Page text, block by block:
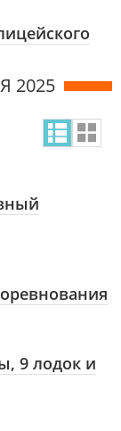
2025
9 лодок и